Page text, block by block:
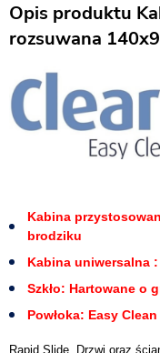
Opis produktu
rozsuwana
Kabina
brodziku
Kabina uniwersalna
Szkło: Hartowane o
Powłoka: Easy Clean
Rapid Slide. Drzwi oraz